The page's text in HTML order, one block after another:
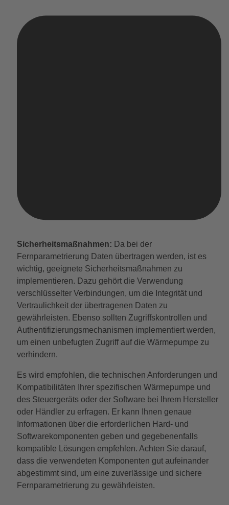
Sicherheitsmaßnahmen: Da bei der
Fernparametrierung Daten übertragen werden, ist es
wichtig, geeignete Sicherheitsmaßnahmen zu
implementieren. Dazu gehört die Verwendung
verschlüsselter Verbindungen, um die Integrität und
Vertraulichkeit der übertragenen Daten zu
gewährleisten. Ebenso sollten Zugriffskontrollen und
Authentifizierungsmechanismen implementiert werden,
um einen unbefugten Zugriff auf die Wärmepumpe zu
verhindern.
Es wird empfohlen, die technischen Anforderungen und
Kompatibilitäten Ihrer spezifischen Wärmepumpe und
des Steuergeräts oder der Software bei Ihrem Hersteller
oder Händler zu erfragen. Er kann Ihnen genaue
Informationen über die erforderlichen Hard- und
Softwarekomponenten geben und gegebenenfalls
kompatible Lösungen empfehlen. Achten Sie darauf,
dass die verwendeten Komponenten gut aufeinander
abgestimmt sind, um eine zuverlässige und sichere
Fernparametrierung zu gewährleisten.